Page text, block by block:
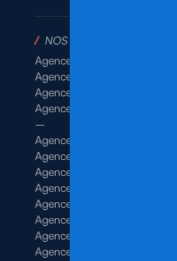
/ NOS AGENCES
Agence de Rennes Industrie
Agence de Rennes Généraliste
Agence de Rennes BTP
Agence de Rennes Tertiaire
–
Agence de Brest
Agence de Dinan
Agence de Lamballe
Agence de Landivisiau
Agence de Pontivy
Agence de Quimper
Agence de Quimperlé
Agence de Saint-Brieuc